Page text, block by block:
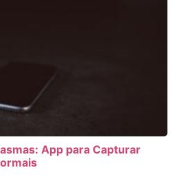
App para Capturar